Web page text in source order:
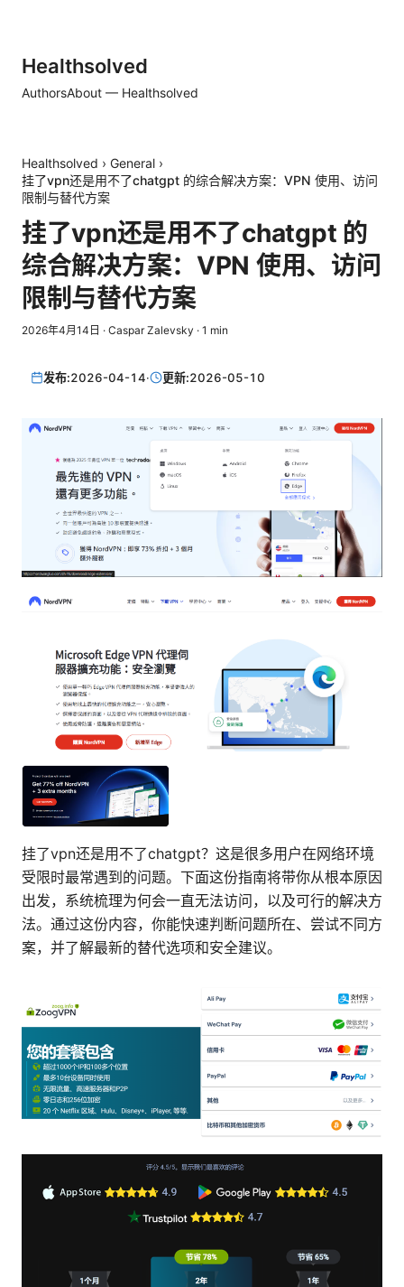
Healthsolved
AuthorsAbout — Healthsolved
Healthsolved › General ›
挂了vpn还是用不了chatgpt 的综合解决方案：VPN 使用、访问
限制与替代方案
挂了vpn还是用不了chatgpt 的
综合解决方案：VPN 使用、访问
限制与替代方案
2026年4月14日 · Caspar Zalevsky · 1 min
发布:2026-04-14· 更新:2026-05-10
挂了vpn还是用不了chatgpt？这是很多用户在网络环境
受限时最常遇到的问题。下面这份指南将带你从根本原因
出发，系统梳理为何会一直无法访问，以及可行的解决方
法。通过这份内容，你能快速判断问题所在、尝试不同方
案，并了解最新的替代选项和安全建议。